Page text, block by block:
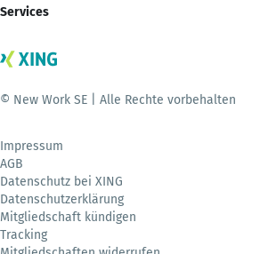
Services
© New Work SE | Alle Rechte vorbehalten
Impressum
AGB
Datenschutz bei XING
Datenschutzerklärung
Mitgliedschaft kündigen
Tracking